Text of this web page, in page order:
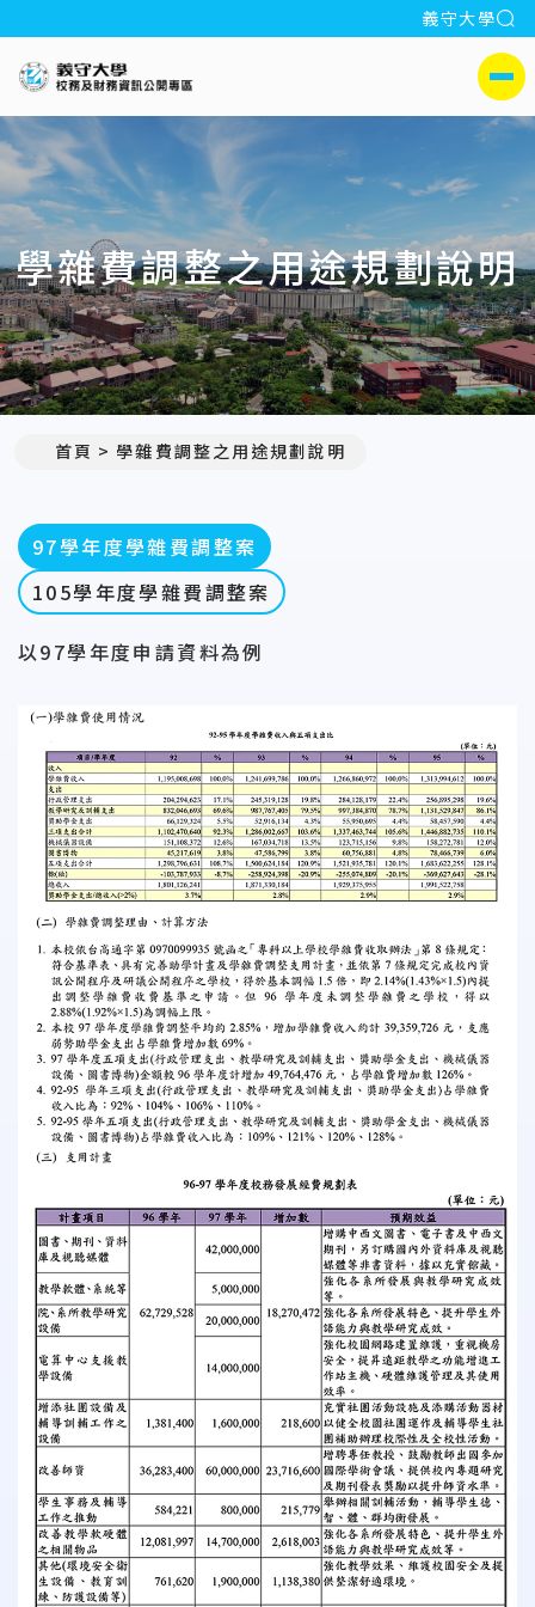
:::
義守大學
義守大學校務及財務公開專區
側選單
學雜費調整之用途規劃說明
首頁 學雜費調整之用途規劃說明
97學年度學雜費調整案
105學年度學雜費調整案
以97學年度申請資料為例